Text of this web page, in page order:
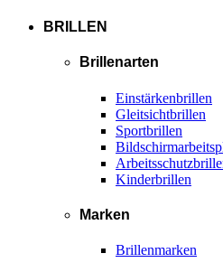
BRILLEN
Brillenarten
Einstärkenbrillen
Gleitsichtbrillen
Sportbrillen
Kinderbrillen
Marken
Brillenmarken